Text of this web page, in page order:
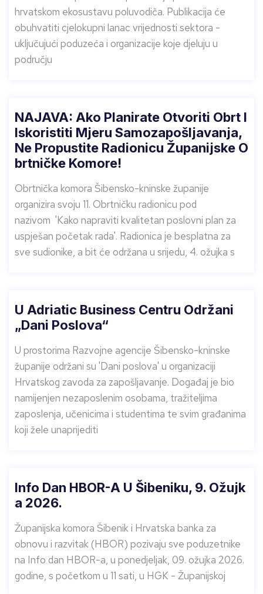
hrvatskom ekosustavu poluvodiča. Publikacija će
obuhvatiti cjelokupni lanac vrijednosti sektora -
uključujući poduzeća i organizacije koje djeluju u
području
NAJAVA: Ako Planirate Otvoriti Obrt I
Iskoristiti Mjeru Samozapošljavanja,
Ne Propustite Radionicu Županijske O
Brtničke Komore!
Obrtnička komora Šibensko-kninske županije
organizira svoju 11. Obrtničku radionicu pod
nazivom 'Kako napraviti kvalitetan poslovni plan za
uspješan početak rada'. Radionica je besplatna za
sve sudionike, a bit će održana u srijedu, 4. ožujka s
U Adriatic Business Centru Održani
„Dani Poslova“
U prostorima Razvojne agencije Šibensko-kninske
županije održani su 'Dani poslova' u organizaciji
Hrvatskog zavoda za zapošljavanje. Događaj je bio
namijenjen nezaposlenim osobama, tražiteljima
zaposlenja, učenicima i studentima te svim građanima
koji žele unaprijediti
Info Dan HBOR-A U Šibeniku, 9. Ožujk
A 2026.
Županijska komora Šibenik i Hrvatska banka za
obnovu i razvitak (HBOR) pozivaju sve poduzetnike
na Info dan HBOR-a, u ponedjeljak, 09. ožujka 2026.
godine, s početkom u 11 sati, u HGK - Županijskoj